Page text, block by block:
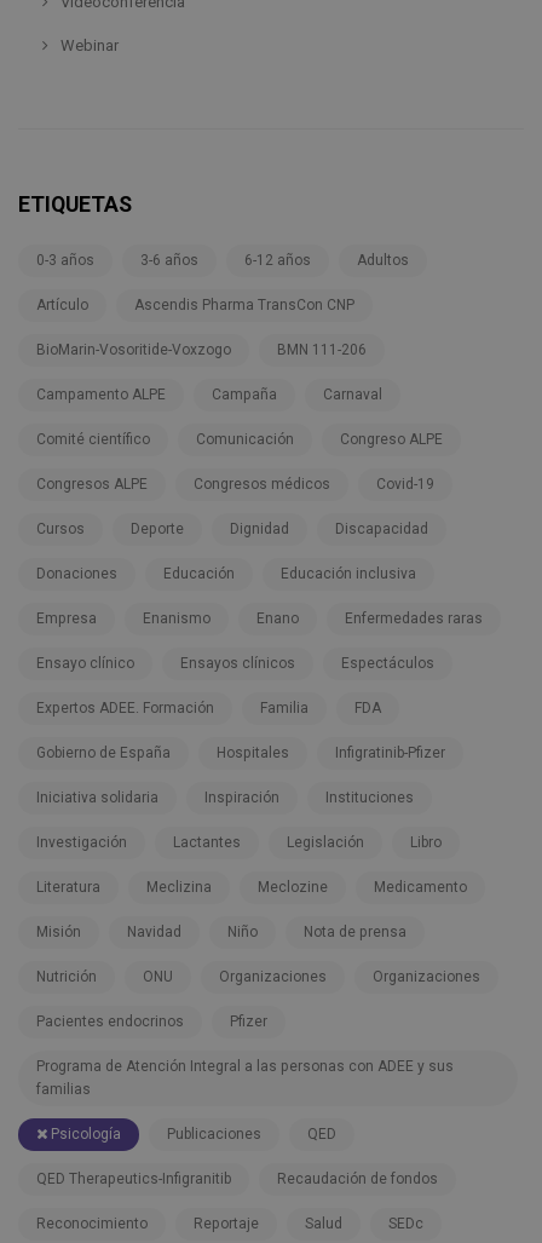
Webinar
ETIQUETAS
0-3 años 3-6 años 6-12 años Adultos
Artículo Ascendis Pharma TransCon CNP
BioMarin-Vosoritide-Voxzogo BMN 111-206
Campamento ALPE Campaña Carnaval
Comité científico Comunicación Congreso ALPE
Congresos ALPE Congresos médicos Covid-19
Cursos Deporte Dignidad Discapacidad
Donaciones Educación Educación inclusiva
Empresa Enanismo Enano Enfermedades raras
Ensayo clínico Ensayos clínicos Espectáculos
Expertos ADEE. Formación Familia FDA
Gobierno de España Hospitales Infigratinib-Pfizer
Iniciativa solidaria Inspiración Instituciones
Investigación Lactantes Legislación Libro
Literatura Meclizina Meclozine Medicamento
Misión Navidad Niño Nota de prensa
Nutrición ONU Organizaciones Organizaciones
Pacientes endocrinos Pfizer
Programa de Atención Integral a las personas con ADEE y sus
familias
Psicología Publicaciones QED
QED Therapeutics-Infigranitib Recaudación de fondos
Reconocimiento Reportaje Salud SEDc